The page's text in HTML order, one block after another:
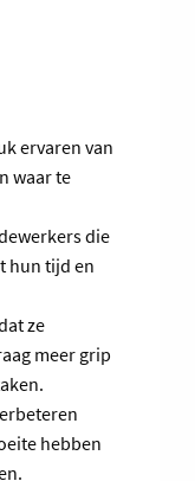
ervaren van
waar te
die
hun tijd en
ze
meer grip
hebben